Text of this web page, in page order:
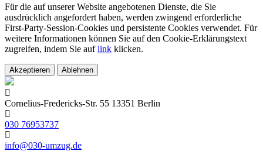
Für die auf unserer Website angebotenen Dienste, die Sie
ausdrücklich angefordert haben, werden zwingend erforderliche
First-Party-Session-Cookies und persistente Cookies verwendet. Für
weitere Informationen können Sie auf den Cookie-Erklärungstext
zugreifen, indem Sie auflink klicken.
Akzeptieren Ablehnen
Cornelius-Fredericks-Str. 55 13351 Berlin
030 76953737
info@030-umzug.de